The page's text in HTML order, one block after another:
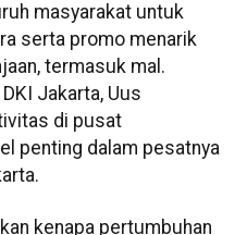
masyarakat untuk
serta promo menarik
termasuk mal.
Jakarta, Uus
di pusat
penting dalam pesatnya
kenapa pertumbuhan